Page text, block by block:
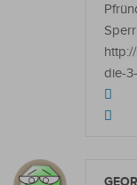
die-